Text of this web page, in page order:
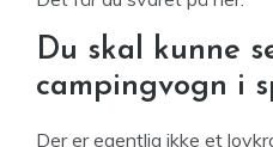
Du skal kunne
campingvogn i
Der er egentlig ikke et